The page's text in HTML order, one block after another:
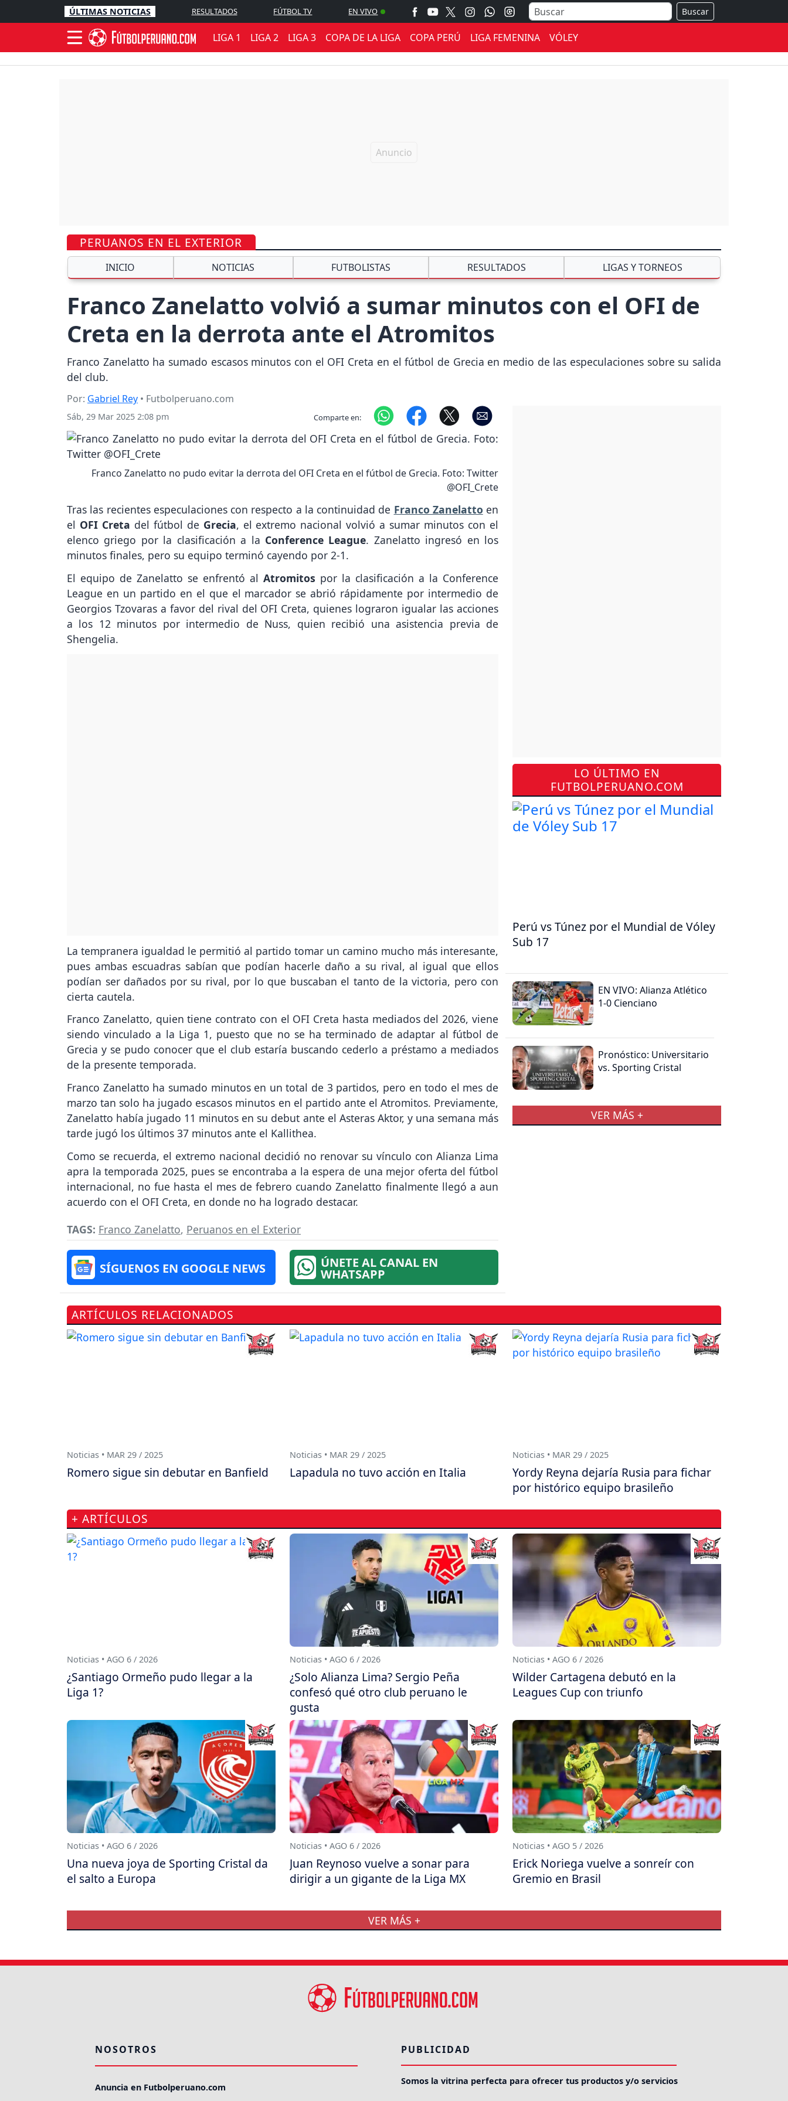
ÚLTIMAS NOTICIAS RESULTADOS FÚTBOL TV EN VIVO Buscar
LIGA 1 LIGA 2 LIGA 3 COPA DE LA LIGA COPA PERÚ LIGA FEMENINA VÓLEY
PERUANOS EN EL EXTERIOR
INICIO NOTICIAS FUTBOLISTAS RESULTADOS LIGAS Y TORNEOS
Franco Zanelatto volvió a sumar minutos con el OFI de
Creta en la derrota ante el Atromitos
Franco Zanelatto ha sumado escasos minutos con el OFI Creta en el fútbol de Grecia en medio de las especulaciones sobre su salida
del club.
Por: Gabriel Rey • Futbolperuano.com
Sáb, 29 Mar 2025 2:08 pm Comparte en:
Franco Zanelatto no pudo evitar la derrota del OFI Creta en el fútbol de Grecia. Foto: Twitter
@OFI_Crete
Tras las recientes especulaciones con respecto a la continuidad de Franco Zanelatto en
el OFI Creta del fútbol de Grecia, el extremo nacional volvió a sumar minutos con el
elenco griego por la clasificación a la Conference League. Zanelatto ingresó en los
minutos finales, pero su equipo terminó cayendo por 2-1.
El equipo de Zanelatto se enfrentó al Atromitos por la clasificación a la Conference
League en un partido en el que el marcador se abrió rápidamente por intermedio de
Georgios Tzovaras a favor del rival del OFI Creta, quienes lograron igualar las acciones
a los 12 minutos por intermedio de Nuss, quien recibió una asistencia previa de
Shengelia.
La tempranera igualdad le permitió al partido tomar un camino mucho más interesante,
pues ambas escuadras sabían que podían hacerle daño a su rival, al igual que ellos
podían ser dañados por su rival, por lo que buscaban el tanto de la victoria, pero con
cierta cautela.
Franco Zanelatto, quien tiene contrato con el OFI Creta hasta mediados del 2026, viene
siendo vinculado a la Liga 1, puesto que no se ha terminado de adaptar al fútbol de
Grecia y se pudo conocer que el club estaría buscando cederlo a préstamo a mediados
de la presente temporada.
Franco Zanelatto ha sumado minutos en un total de 3 partidos, pero en todo el mes de
marzo tan solo ha jugado escasos minutos en el partido ante el Atromitos. Previamente,
Zanelatto había jugado 11 minutos en su debut ante el Asteras Aktor, y una semana más
tarde jugó los últimos 37 minutos ante el Kallithea.
Como se recuerda, el extremo nacional decidió no renovar su vínculo con Alianza Lima
apra la temporada 2025, pues se encontraba a la espera de una mejor oferta del fútbol
internacional, no fue hasta el mes de febrero cuando Zanelatto finalmente llegó a aun
acuerdo con el OFI Creta, en donde no ha logrado destacar.
TAGS: Franco Zanelatto, Peruanos en el Exterior
SÍGUENOS EN GOOGLE NEWS ÚNETE AL CANAL EN
WHATSAPP
LO ÚLTIMO EN
FUTBOLPERUANO.COM
Perú vs Túnez por el Mundial de Vóley
Sub 17
EN VIVO: Alianza Atlético
1-0 Cienciano
Pronóstico: Universitario
vs. Sporting Cristal
VER MÁS +
ARTÍCULOS RELACIONADOS
Noticias • MAR 29 / 2025
Romero sigue sin debutar en Banfield
Noticias • MAR 29 / 2025
Lapadula no tuvo acción en Italia
Noticias • MAR 29 / 2025
Yordy Reyna dejaría Rusia para fichar
por histórico equipo brasileño
+ ARTÍCULOS
Noticias • AGO 6 / 2026
¿Santiago Ormeño pudo llegar a la
Liga 1?
Noticias • AGO 6 / 2026
¿Solo Alianza Lima? Sergio Peña
confesó qué otro club peruano le
gusta
Noticias • AGO 6 / 2026
Wilder Cartagena debutó en la
Leagues Cup con triunfo
Noticias • AGO 6 / 2026
Una nueva joya de Sporting Cristal da
el salto a Europa
Noticias • AGO 6 / 2026
Juan Reynoso vuelve a sonar para
dirigir a un gigante de la Liga MX
Noticias • AGO 5 / 2026
Erick Noriega vuelve a sonreír con
Gremio en Brasil
VER MÁS +
NOSOTROS
Anuncia en Futbolperuano.com
PUBLICIDAD
Somos la vitrina perfecta para ofrecer tus productos y/o servicios